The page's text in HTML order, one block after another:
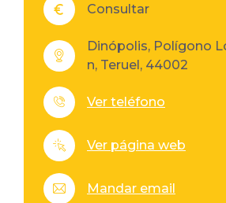
Consultar
Dinópolis, Polígono
n, Teruel, 44002
Ver teléfono
Ver página web
Mandar email